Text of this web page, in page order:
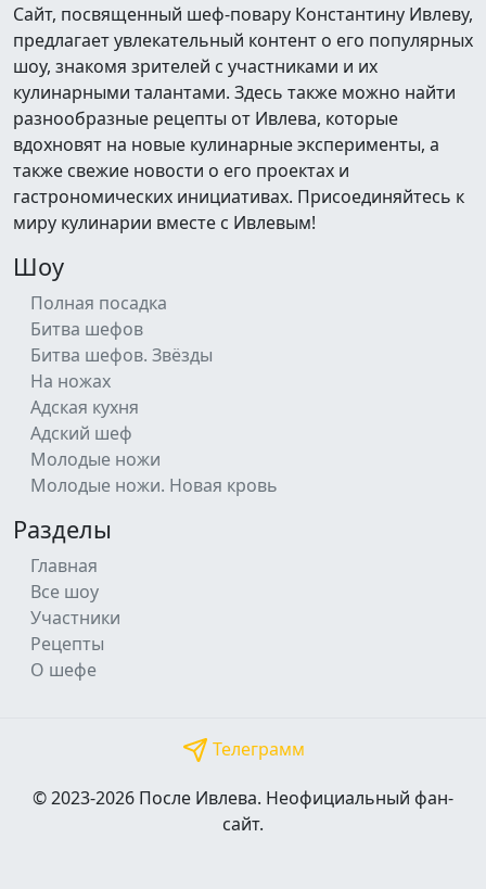
Сайт, посвященный шеф-повару Константину Ивлеву,
предлагает увлекательный контент о его популярных
шоу, знакомя зрителей с участниками и их
кулинарными талантами. Здесь также можно найти
разнообразные рецепты от Ивлева, которые
вдохновят на новые кулинарные эксперименты, а
также свежие новости о его проектах и
гастрономических инициативах. Присоединяйтесь к
миру кулинарии вместе с Ивлевым!
Шоу
Полная посадка
Битва шефов
Битва шефов. Звёзды
На ножах
Адская кухня
Адский шеф
Молодые ножи
Молодые ножи. Новая кровь
Разделы
Главная
Все шоу
Участники
Рецепты
О шефе
Телеграмм
© 2023-2026 После Ивлева. Неофициальный фан-
сайт.